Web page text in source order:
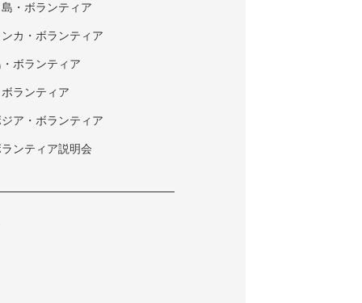
・ボランティア
カ・ボランティア
ボランティア
ランティア
ア・ボランティア
ンティア説明会